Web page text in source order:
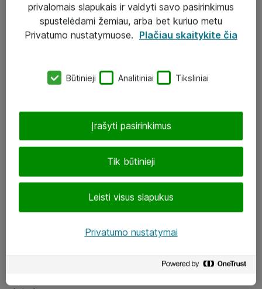
Atea ekspertų patarimai verslui
eShop@atea.lt
LinkedIn
privalomais slapukais ir valdyti savo pasirinkimus
spustelėdami žemiau, arba bet kuriuo metu
Privatumo nustatymuose. Plačiau skaitykite čia
Būtinieji Analitiniai Tiksliniai
Tik būtinieji
Leisti visus slapukus
Įrašyti pasirinkimus
Privatumo nustatymai